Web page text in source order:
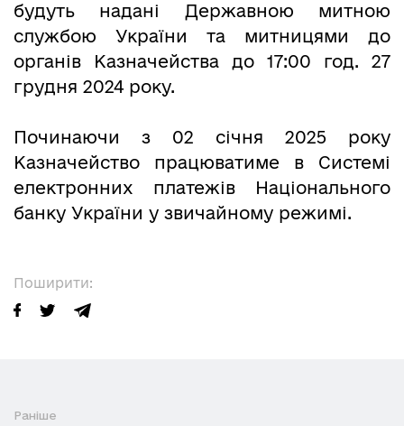
Поширити:
будуть надані Державною митною
службою України та митницями до
органів Казначейства до 17:00 год. 27
грудня 2024 року.
Починаючи з 02 січня 2025 року
Казначейство працюватиме в Системі
електронних платежів Національного
банку України у звичайному режимі.
Раніше